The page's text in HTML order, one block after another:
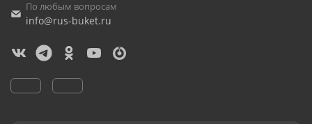
По любым вопросам
info@rus-buket.ru